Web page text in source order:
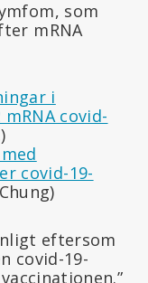
som
mRNA
i
covid-
covid-19-
eftersom
covid-19-